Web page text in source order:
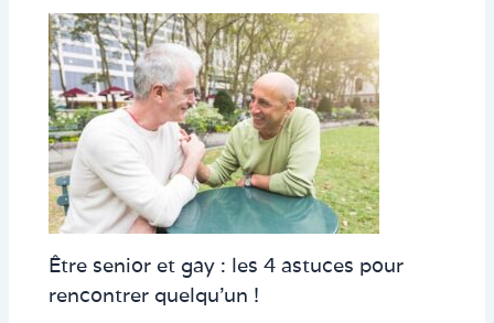
Être senior et gay : les 4 astuces pour
rencontrer quelqu’un !